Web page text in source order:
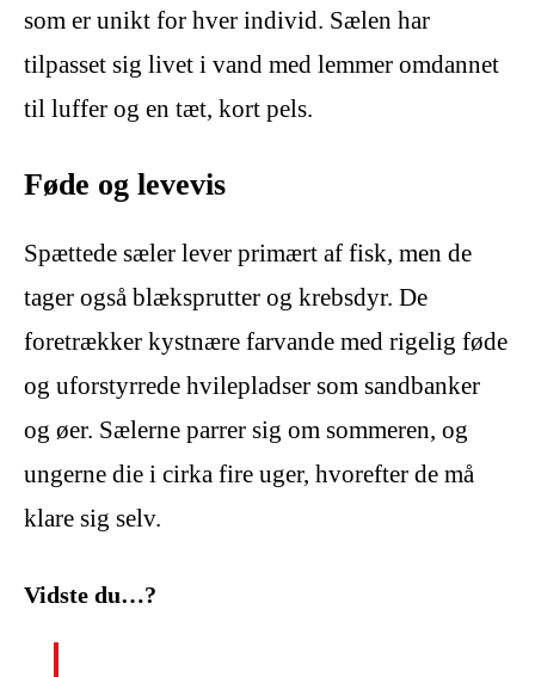
som er unikt for hver individ. Sælen har
tilpasset sig livet i vand med lemmer omdannet
til luffer og en tæt, kort pels.
Føde og levevis
Spættede sæler lever primært af fisk, men de
tager også blæksprutter og krebsdyr. De
foretrækker kystnære farvande med rigelig føde
og uforstyrrede hvilepladser som sandbanker
og øer. Sælerne parrer sig om sommeren, og
ungerne die i cirka fire uger, hvorefter de må
klare sig selv.
Vidste du…?